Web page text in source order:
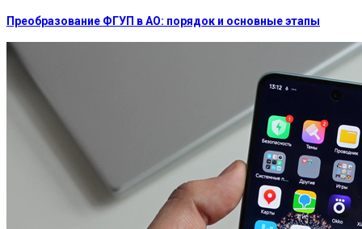
Преобразование ФГУП в АО: порядок и основные этапы